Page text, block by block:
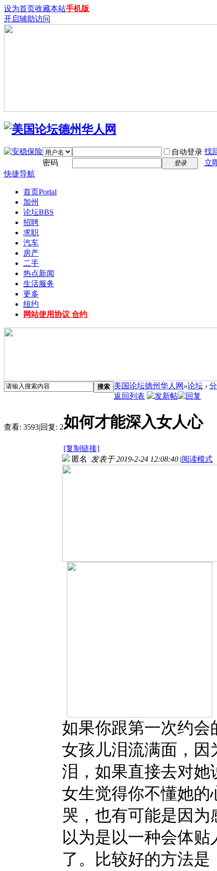
设为首页收藏本站手机版
开启辅助访问
自动登录 找
密码
登录
立
快捷导航
首页Portal
加州
论坛BBS
招聘
求职
汽车
房产
二手
热点新闻
生活服务
更多
纽约
网站使用协议 合约
搜索 美国论坛德州华人网 »论坛 ›
返回列表
查看: 3593|回复: 2如何才能深入女人心
[复制链接]
匿名 发表于 2019-2-24 12:08:40 |阅读模式
如果你跟第一次约
女孩儿泪流满面，
泪，如果直接去对
女生觉得你不懂她
哭，也有可能是因
以为是以一种会体
了。比较好的方法